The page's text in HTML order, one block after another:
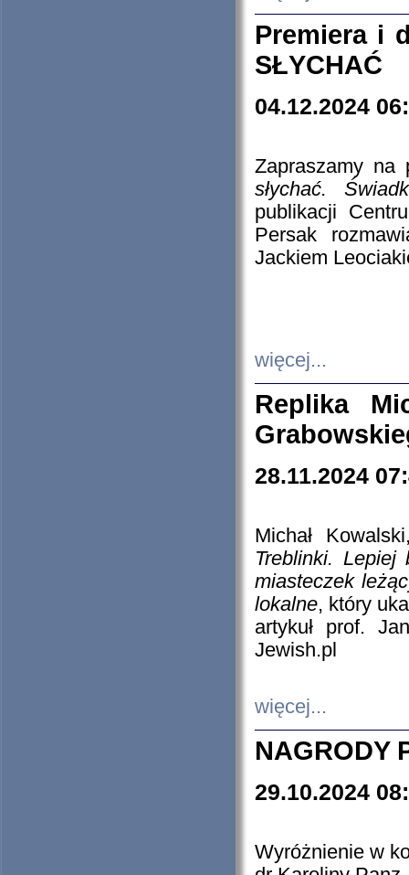
Premiera i
SŁYCHAĆ
04.12.2024
Zapraszamy
słychać.
publikacji
Persak
Jackiem
więcej...
Replika
28.11.2024
Michał
Treblinki. Lepiej
miasteczek
lokalne, który
artykuł prof.
Jewish.pl
więcej...
NAGRODY
29.10.2024
Wyróżnienie w